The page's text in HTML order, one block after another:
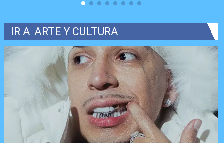
IR A ARTE Y CULTURA